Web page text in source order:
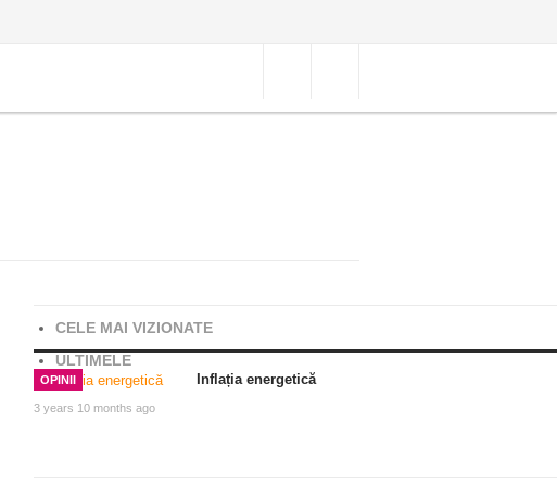
CELE MAI VIZIONATE
ULTIMELE
OPINII
3 years 10 months ago
Inflația energetică